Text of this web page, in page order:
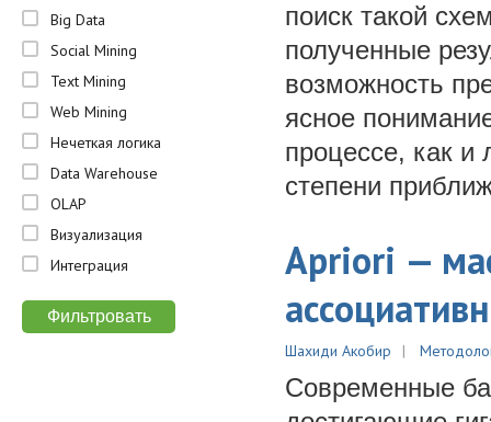
Big Data
Social Mining
Text Mining
Web Mining
Нечеткая логика
Data Warehouse
OLAP
Визуализация
Интеграция
поиск такой
полученные
возможность
ясное
процессе, как
степени
Apriori —
Шахиди Акобир
Современные